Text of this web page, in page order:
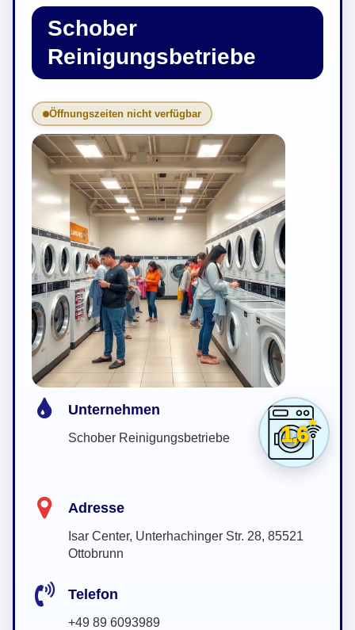
Schober
Reinigungsbetriebe
Öffnungszeiten nicht verfügbar
1,6
Unternehmen
Schober Reinigungsbetriebe
Adresse
Isar Center, Unterhachinger Str. 28, 85521
Ottobrunn
Telefon
+49 89 6093989